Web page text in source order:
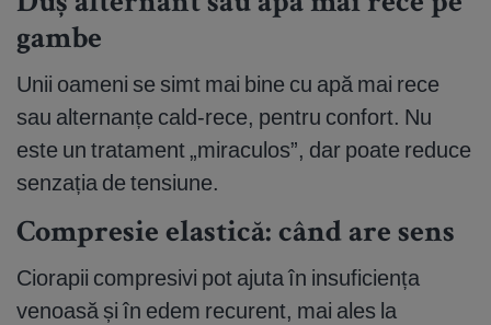
gambe
Unii oameni se simt mai bine cu apă mai rece
sau alternanțe cald-rece, pentru confort. Nu
este un tratament „miraculos”, dar poate reduce
senzația de tensiune.
Compresie elastică: când are sens
Ciorapii compresivi pot ajuta în insuficiența
venoasă și în edem recurent, mai ales la